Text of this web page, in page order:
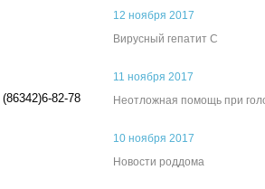
(86342)6-82-78
12 ноября 2017
Вирусный гепатит С
11 ноября 2017
Неотложная помощь при
10 ноября 2017
Новости роддома